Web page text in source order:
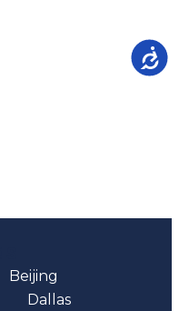
Beijing
Dallas